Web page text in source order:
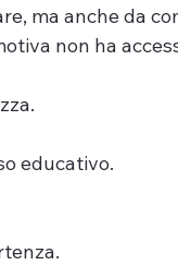
ma anche da
non ha
educativo.